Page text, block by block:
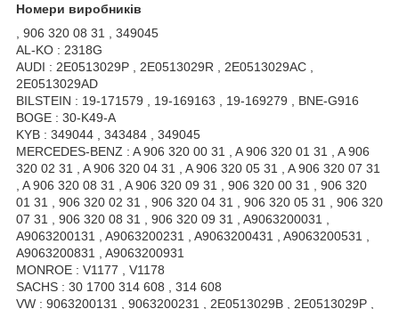
Номери виробників
, 906 320 08 31 , 349045
AL-KO : 2318G
AUDI : 2E0513029P , 2E0513029R , 2E0513029AC ,
2E0513029AD
BILSTEIN : 19-171579 , 19-169163 , 19-169279 , BNE-G916
BOGE : 30-K49-A
KYB : 349044 , 343484 , 349045
MERCEDES-BENZ : A 906 320 00 31 , A 906 320 01 31 , A 906
320 02 31 , A 906 320 04 31 , A 906 320 05 31 , A 906 320 07 31
, A 906 320 08 31 , A 906 320 09 31 , 906 320 00 31 , 906 320
01 31 , 906 320 02 31 , 906 320 04 31 , 906 320 05 31 , 906 320
07 31 , 906 320 08 31 , 906 320 09 31 , A9063200031 ,
A9063200131 , A9063200231 , A9063200431 , A9063200531 ,
A9063200831 , A9063200931
MONROE : V1177 , V1178
SACHS : 30 1700 314 608 , 314 608
VW : 9063200131 , 9063200231 , 2E0513029B , 2E0513029P ,